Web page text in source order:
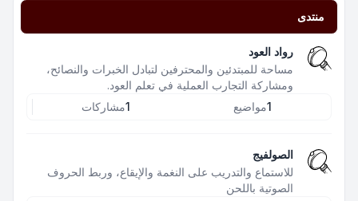
منتدى
رواد العود
مساحة للمبتدئين والمحترفين لتبادل الخبرات والنصائح،
ومشاركة التجارب العملية في تعلم العود.
1مواضيع 1مشاركات
الصولفيج
للاستماع والتدريب على النغمة والإيقاع، وربط الحروف
الصوتية باللحن